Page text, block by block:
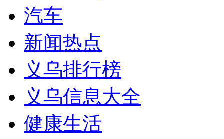
汽车
新闻热点
义乌排行榜
义乌信息大全
健康生活